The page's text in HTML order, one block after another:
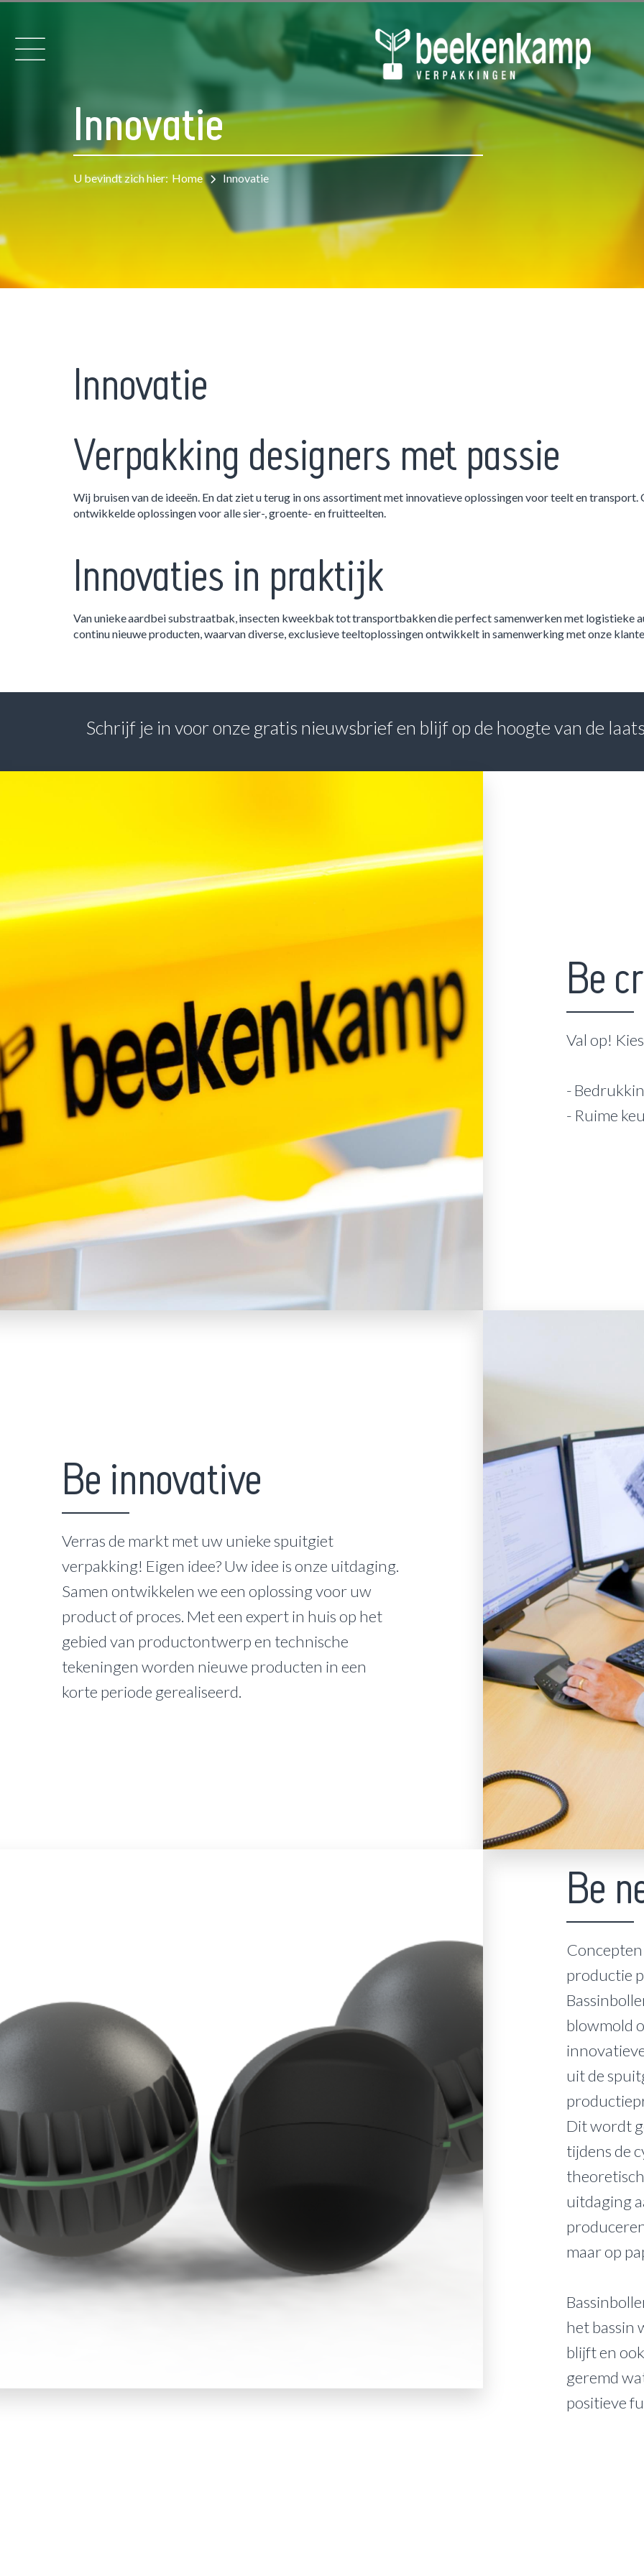
Innovatie
U bevindt zich hier: Home Innovatie
Innovatie
Verpakking designers met passie
Wij bruisen van de ideeën. En dat ziet u terug in ons assortiment met innovatieve oplossingen voor teelt en
ontwikkelde oplossingen voor alle sier-, groente- en fruitteelten.
Innovaties in praktijk
Van unieke aardbei substraatbak, insecten kweekbak tot transportbakken die perfect samenwerken met logistieke
continu nieuwe producten, waarvan diverse, exclusieve teeltoplossingen ontwikkelt in samenwerking met onze
Schrijf je in voor onze gratis nieuwsbrief en blijf op de hoogte van de
Be
Val op!
-
- Ruime
Be innovative
Verras de markt met uw unieke spuitgiet
verpakking! Eigen idee? Uw idee is onze uitdaging.
Samen ontwikkelen we een oplossing voor uw
product of proces. Met een expert in huis op het
gebied van productontwerp en technische
tekeningen worden nieuwe producten in een
korte periode gerealiseerd.
Be
productie
blowmold
uit de
Dit wordt
tijdens de
uitdaging
maar op
het bassin
blijft en
geremd
positieve